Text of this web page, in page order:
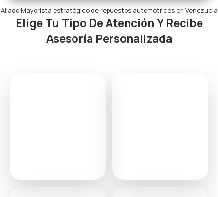
Aliado Mayorista estratégico de repuestos automotrices en Venezuela
Elige Tu Tipo De Atención Y Recibe
Asesoría Personalizada